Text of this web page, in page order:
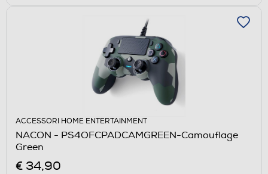
ACCESSORI HOME ENTERTAINMENT
NACON - PS4OFCPADCAMGREEN-Camouflage
Green
€ 34,90